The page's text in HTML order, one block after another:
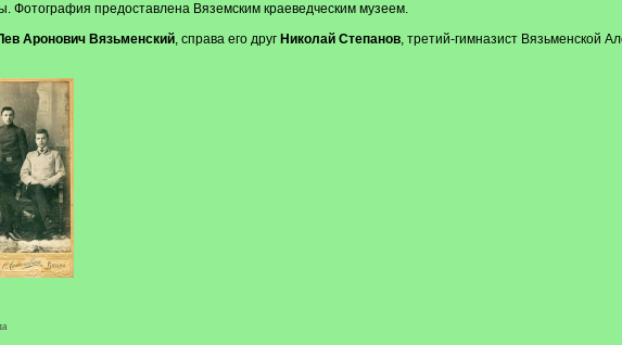
Фотография предоставлена Вяземским краеведческим музеем.
Аронович Вязьменский, справа его друг Николай Степанов, третий-гимназист Вязьменской